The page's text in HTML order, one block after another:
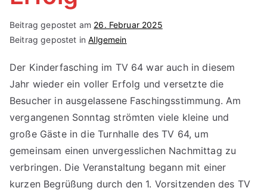
Beitrag gepostet am 26. Februar 2025
Beitrag gepostet inAllgemein
Der Kinderfasching im TV 64 war auch in diesem
Jahr wieder ein voller Erfolg und versetzte die
Besucher in ausgelassene Faschingsstimmung. Am
vergangenen Sonntag strömten viele kleine und
große Gäste in die Turnhalle des TV 64, um
gemeinsam einen unvergesslichen Nachmittag zu
verbringen. Die Veranstaltung begann mit einer
kurzen Begrüßung durch den 1. Vorsitzenden des TV